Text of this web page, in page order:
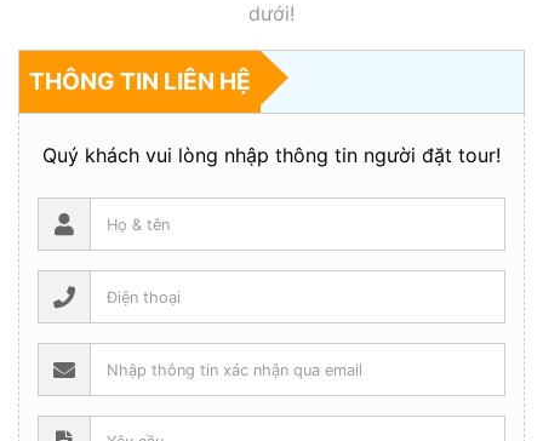
dưới!
THÔNG TIN LIÊN HỆ
Quý khách vui lòng nhập thông tin người đặt tour!